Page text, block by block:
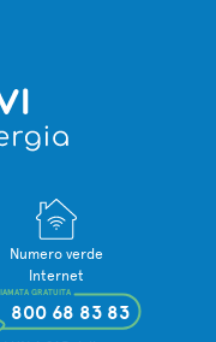
Numero verde
Internet
800 68 83 83
GRATUITA